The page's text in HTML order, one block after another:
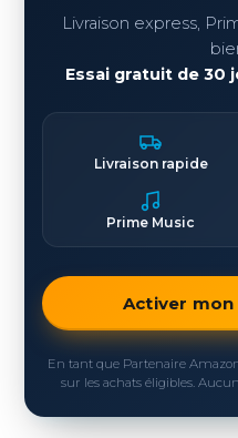
Livraison express,
Essai gratuit de 30
Livraison rapide
Prime Music
Activer
En tant que Partenaire
sur les achats éligibles.